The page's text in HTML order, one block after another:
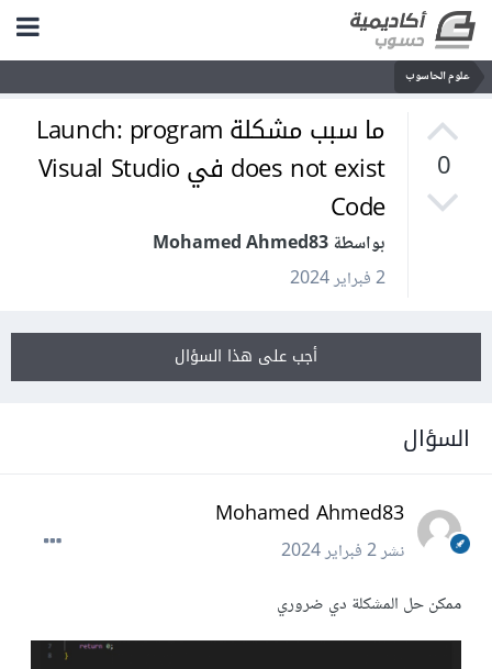
علوم الحاسوب
0
ما سبب مشكلة Launch: program
does not exist في Visual Studio
Code
بواسطة Mohamed Ahmed83
2 فبراير 2024
أجب على هذا السؤال
السؤال
Mohamed Ahmed83
نشر2 فبراير 2024
ممكن حل المشكلة دي ضروري